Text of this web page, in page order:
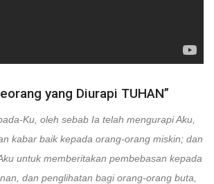
yang Diurapi TUHAN”
Ku, oleh sebab Ia telah mengurapi Aku,
kabar baik kepada orang-orang miskin; dan
untuk memberitakan pembebasan kepada
dan penglihatan bagi orang-orang buta,